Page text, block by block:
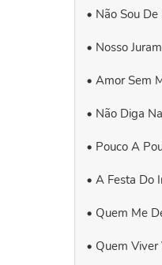
Não Sou De
Nosso
Amor Sem
Não Diga
Pouco A
A Festa Do
Quem Me
Quem Viver